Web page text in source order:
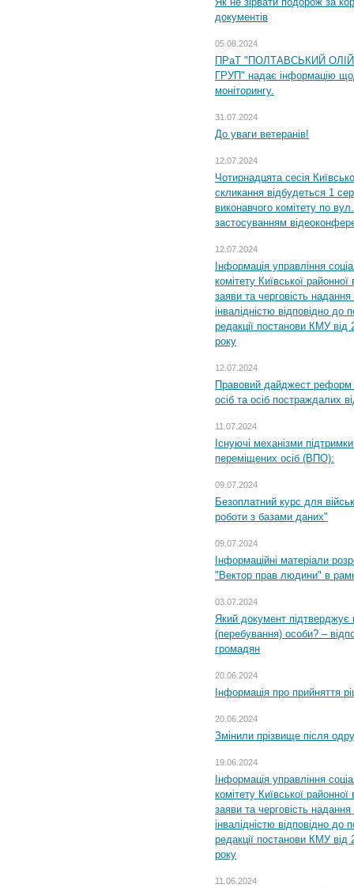
документів
05.08.2024
ПРаТ "ПОЛТАВСЬКИЙ
ГРУП" надає інформацію
моніторингу.
31.07.2024
До уваги ветеранів!
12.07.2024
Чотирнадцята сесія
скликання відбудеться 1
виконавчого комітету по
застосуванням
12.07.2024
Інформація управління
комітету Київської
заяви та черговість надання
інвалідністю відповідно
редакції постанови КМУ
року
12.07.2024
Правовий дайджест реформ
осіб та осіб постраждалих
11.07.2024
Існуючі механізми
переміщених осіб (ВПО):
09.07.2024
Безоплатний курс для
роботи з базами даних"
09.07.2024
Інформаційні матеріали
"Вектор прав людини" в
03.07.2024
Який документ підтверджує
(перебування) особи? –
громадян
20.06.2024
Інформація про прийняття
20.06.2024
Змінили прізвище після
19.06.2024
Інформація управління
комітету Київської
заяви та черговість надання
інвалідністю відповідно
редакції постанови КМУ
року
11.06.2024